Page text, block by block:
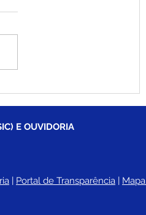
dia do Carnavale
E OUVIDORIA
Portal de Transparência
Mapa